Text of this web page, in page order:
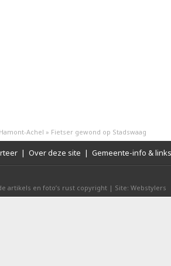
Hamont-Achel » Fietser gewond op Stadswaag
| Over deze site | Gemeente-info & links
artikels en foto’s rust copyright | Site: Webstylers